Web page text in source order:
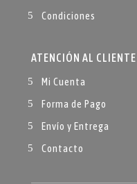
Condiciones
ATENCIÓN AL CLIENTE
Mi Cuenta
Forma de Pago
Envío y Entrega
Contacto